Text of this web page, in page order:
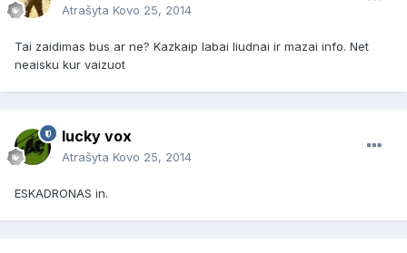
Atrašyta Kovo 25, 2014
Tai zaidimas bus ar ne? Kazkaip labai liudnai ir mazai info. Net
neaisku kur vaizuot
lucky vox
Atrašyta Kovo 25, 2014
ESKADRONAS in.